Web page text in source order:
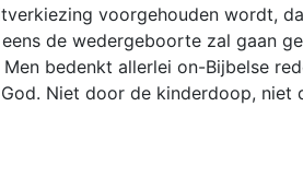
voorgehouden wordt,
de wedergeboorte zal gaan
bedenkt allerlei on-Bijbelse
Niet door de kinderdoop, niet